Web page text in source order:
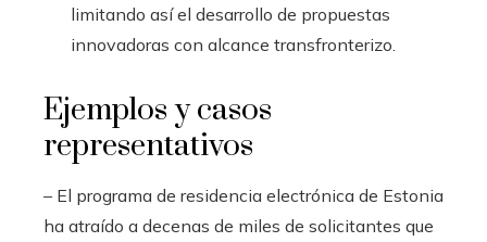
limitando así el desarrollo de propuestas
innovadoras con alcance transfronterizo.
Ejemplos y casos
representativos
– El programa de residencia electrónica de Estonia
ha atraído a decenas de miles de solicitantes que